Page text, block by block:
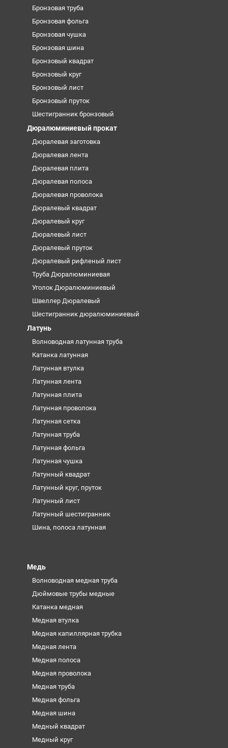
Бронзовая труба
Бронзовая фольга
Бронзовая чушка
Бронзовая шина
Бронзовый квадрат
Бронзовый круг
Бронзовый лист
Бронзовый пруток
Шестигранник бронзовый
Дюралюминиевый прокат
Дюралевая заготовка
Дюралевая лента
Дюралевая плита
Дюралевая полоса
Дюралевая проволока
Дюралевый квадрат
Дюралевый круг
Дюралевый лист
Дюралевый пруток
Дюралевый рифленый лист
Труба Дюралюминиевая
Уголок Дюралюминиевый
Швеллер Дюралевый
Шестигранник дюралюминиевый
Латунь
Волноводная латунная труба
Катанка латунная
Латунная втулка
Латунная лента
Латунная плита
Латунная проволока
Латунная сетка
Латунная труба
Латунная фольга
Латунная чушка
Латунный квадрат
Латунный круг, пруток
Латунный лист
Латунный шестигранник
Шина, полоса латунная
Медь
Волноводная медная труба
Дюймовые трубы медные
Катанка медная
Медная втулка
Медная капиллярная трубка
Медная лента
Медная полоса
Медная проволока
Медная труба
Медная фольга
Медная шина
Медный квадрат
Медный круг